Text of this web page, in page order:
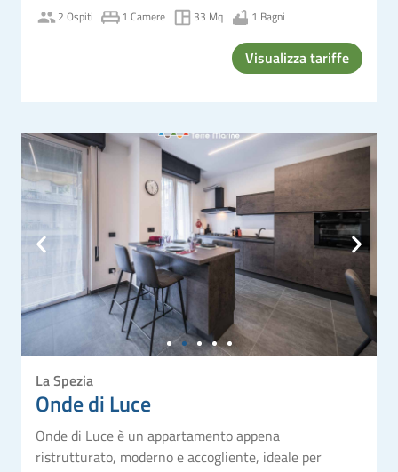
2 Ospiti 1 Camere 33 Mq 1 Bagni
Visualizza tariffe
La Spezia
Onde di Luce
Onde di Luce è un appartamento appena
ristrutturato, moderno e accogliente, ideale per